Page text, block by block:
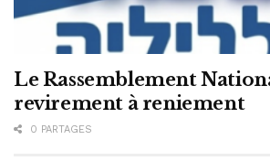
Le Rassemblement
revirement à reniement
0 PARTAGES